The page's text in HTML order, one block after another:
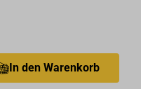
In den Warenkorb